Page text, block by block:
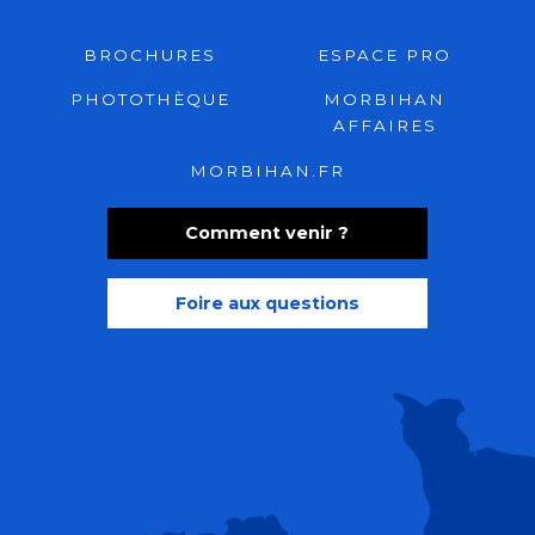
Comment venir ?
Foire aux questions
BROCHURES ESPACE PRO
PHOTOTHÈQUE
MORBIHAN
AFFAIRES
MORBIHAN.FR